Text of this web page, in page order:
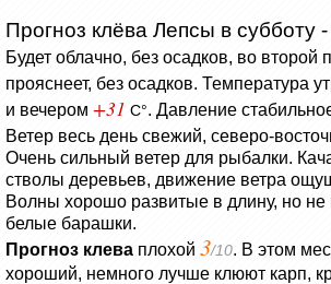
Прогноз клёва Лепсы в субботу -
Будет облачно, без осадков, во второй
прояснеет, без осадков. Температура
и вечером +31 C°. Давление
Ветер весь день свежий, северо-
Очень сильный ветер для рыбалки.
стволы деревьев, движение ветра
Волны хорошо развитые в длину, но
белые барашки.
Прогноз клева плохой 3/10. В этом
хороший, немного лучше клюют карп,